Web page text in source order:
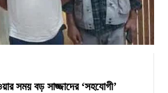
সময় বড় সাজ্জাদের ‘সহযোগী’